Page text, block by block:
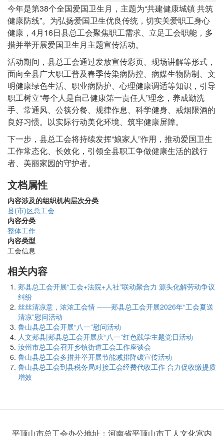
正
文
今年是第38个全国爱国卫生月，主题为“共建健康城镇 共筑
健康防线”。为弘扬爱国卫生优良传统，切实关爱职工身心
健康，4月16日县总工会聚焦职工需求、立足工会职能，多
措并举开展爱国卫生月主题宣传活动。
活动期间，县总工会通过发放宣传彩页、现场讲解等形式，
面向全县广大职工普及春季传染病防控、病媒生物防制、文
明健康绿色生活、职业病防护、心理健康调适等知识，引导
职工树立“每个人是自己健康第一责任人”理念，养成勤洗
手、常通风、公筷分餐、规律作息、科学健身、戒烟限酒的
良好习惯。以实际行动美化环境、筑牢健康屏障。
下一步，县总工会将持续发挥“娘家人”作用，推动爱国卫生
工作常态化、长效化，引领全县职工争做健康生活的践行
者、美丽家园的守护者。
文档属性
内容涉及的组织机构层次分类
县(市)区总工会
内容分类
整体工作
内容类型
工会信息
相关内容
郏县总工会开展“工会+法院+人社”联动聚合力 源头化解劳动争议
纠纷
丝丝清凉意，浓浓工会情 ——郏县总工会开展2026年“工会夏送
清凉”慰问活动
鲁山县总工会开展“八一”慰问活动
人文郏县|郏县总工会开展庆“八一”红色践学主题党日活动
汝州市总工会召开乡镇街道工会工作座谈会
鲁山县总工会多措并举开展节能减排降碳宣传活动
鲁山县总工会到县税务局对接工会经费代收工作 合力促收缴提质
增效
平顶山市总工会办公地址：河南省平顶山市工人文化宫内